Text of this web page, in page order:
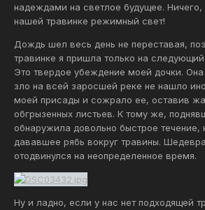
надеждами на светлое будущее. Ничего,
нашей травинке режимный свет!
Дождь шел весь день не переставая,
травинке я пришла только на
Это твердое убеждение моей дочки.
зло на всей заросшей реке не нашло
моей присады и сожрало ее, оставив
обгрызенных листьев. К тому же,
обнаружила довольно быстрое течение,
дававшее рябь вокруг травины.
отодвинулся на неопределенное время.
Ну и ладно, если у нас нет подходящей